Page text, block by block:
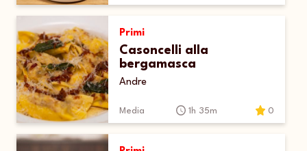
Primi
Casoncelli alla
bergamasca
Andre
Media 1h 35m 0